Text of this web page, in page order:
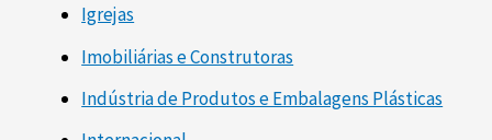
Igrejas
Imobiliárias e Construtoras
Indústria de Produtos e Embalagens Plásticas